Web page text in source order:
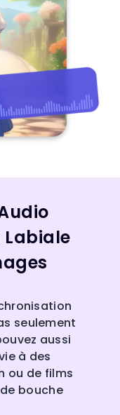
seulement
aussi
à des
ou de films
bouche